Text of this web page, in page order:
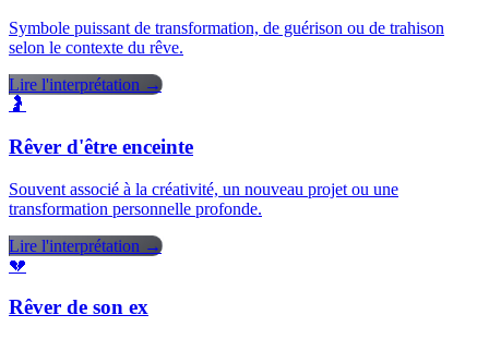
Symbole puissant de transformation, de guérison ou de trahison
selon le contexte du rêve.
Lire l'interprétation →
🤰
Rêver d'être enceinte
Souvent associé à la créativité, un nouveau projet ou une
transformation personnelle profonde.
Lire l'interprétation →
💔
Rêver de son ex